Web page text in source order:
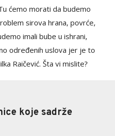
ćemo morati da budemo
sirova hrana, povrće,
imali bube u ishrani,
određenih uslova jer je to
Raičević. Šta vi mislite?
koje sadrže
koje sadrže